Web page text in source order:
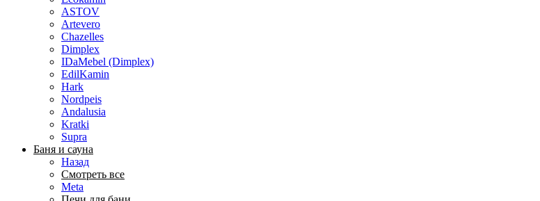
ASTOV
Artevero
Chazelles
Dimplex
IDaMebel (Dimplex)
EdilKamin
Hark
Nordpeis
Andalusia
Kratki
Supra
Баня и сауна
Назад
Смотреть все
Meta